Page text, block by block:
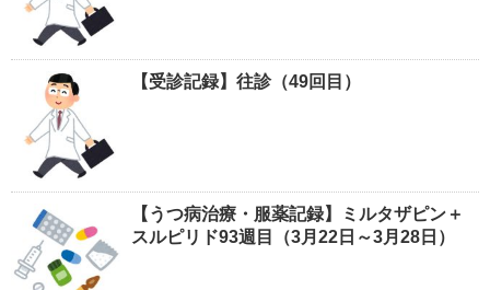
【受診記録】往診（49回目）
【うつ病治療・服薬記録】ミルタザピン＋
スルピリド93週目（3月22日～3月28日）